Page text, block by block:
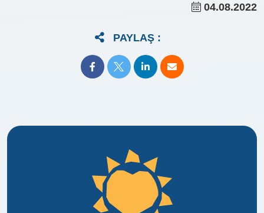
04.08.2022
PAYLAŞ :